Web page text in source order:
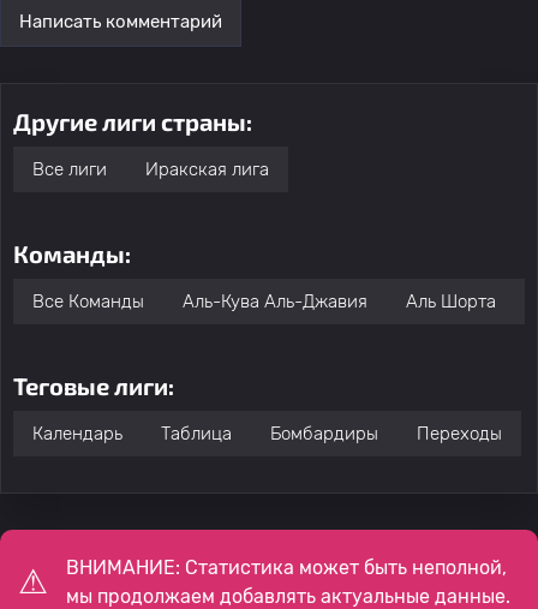
Написать комментарий
Другие лиги страны:
Все лиги Иракская лига
Команды:
Все Команды Аль-Кува Аль-Джавия Аль Шорта
Теговые лиги:
Календарь Таблица Бомбардиры Переходы
ВНИМАНИЕ: Статистика может быть неполной,
мы продолжаем добавлять актуальные данные.